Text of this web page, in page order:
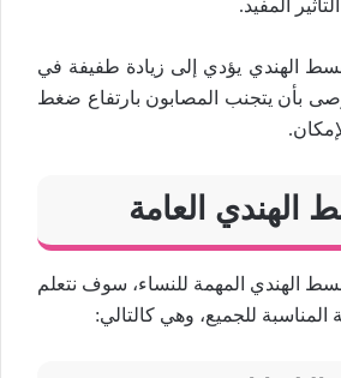
المفيد.
الهندي يؤدي إلى زيادة طفيفة في
بأن يتجنب المصابون بارتفاع ضغط
الهندي العامة
الهندي المهمة للنساء، سوف نتعلم
المناسبة للجميع، وهي كالتالي: